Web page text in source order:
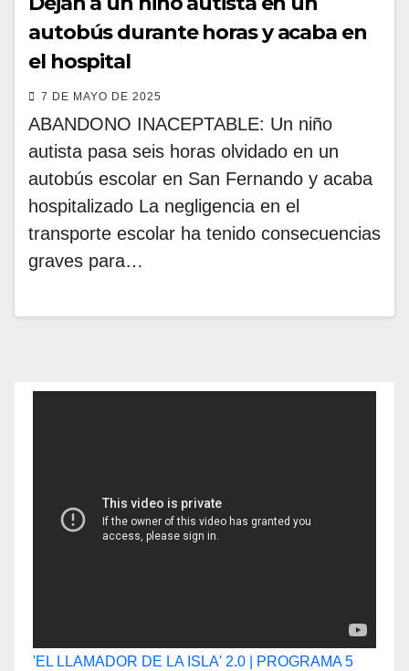
autobús durante horas y acaba en
el hospital
7 DE MAYO DE 2025
ABANDONO INACEPTABLE: Un niño
autista pasa seis horas olvidado en un
autobús escolar en San Fernando y acaba
hospitalizado La negligencia en el
transporte escolar ha tenido consecuencias
graves para…
'EL LLAMADOR DE LA ISLA' 2.0 | PROGRAMA 5